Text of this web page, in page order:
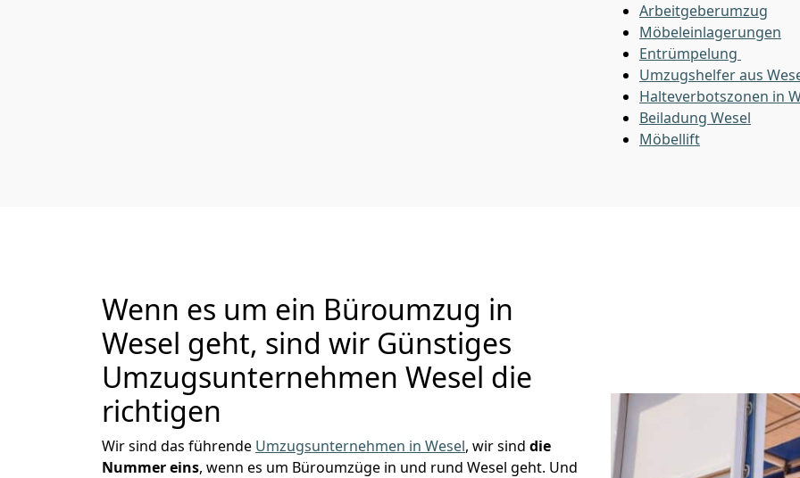
Arbeitgeberumzug
Möbeleinlagerungen
Entrümpelung
Umzugshelfer aus
Halteverbotszonen in
Beiladung Wesel
Möbellift
Wenn es um ein Büroumzug in
Wesel geht, sind wir Günstiges
Umzugsunternehmen Wesel die
richtigen
Wir sind das führende Umzugsunternehmen in Wesel, wir sind die
Nummer eins, wenn es um Büroumzüge in und rund Wesel geht. Und